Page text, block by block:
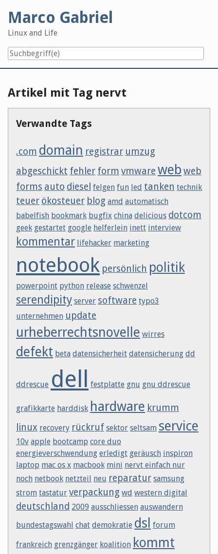
content
Marco Gabriel
Linux and Life
Artikel mit Tag nervt
Verwandte Tags
.com domain registrar umzug
abgeschickt fehler form vmware web web
forms auto diesel felgen fun led tanken technik
teuer ökosteuer blog amd automatisch
babelfish bookmark bugfix china delicious dotcom
geek gestartet google helferlein inett interview
kommentar lifehacker marketing
notebook persönlich politik
powerpoint python release schwenzel
serendipity server software typo3
unternehmen update
urheberrechtsnovelle wirres
defekt beta datensicherheit datensicherung dd
ddrescue dell festplatte gnu gnu ddrescue
grafikkarte harddisk hardware krumm
linux recovery rückruf sektor seltsam service
10v apple bootcamp core duo
energieverschwendung erledigt geräusch inspiron
laptop mac os x macbook mini nervt einfach nur
noch netbook netzteil neu reparatur samsung
strom tastatur verpackung wd western digital
deutschland 2009 ausschliessen auswandern
bundestagswahl chat demokratie dsl forum
frankreich grenzgänger koalition kommt